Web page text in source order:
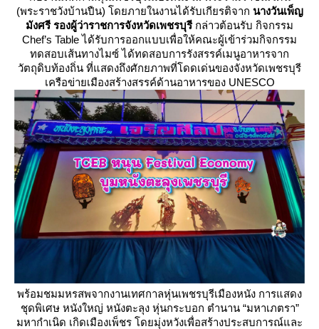
(พระราชวังบ้านปืน) โดยภายในงานได้รับเกียรติจาก นางวันเพ็ญ
มังศรี รองผู้ว่าราชการจังหวัดเพชรบุรีกล่าวต้อนรับ กิจกรรม
Chef’s Table ได้รับการออกแบบเพื่อให้คณะผู้เข้าร่วมกิจกรรม
ทดสอบเส้นทางไมซ์ ได้ทดสอบการรังสรรค์เมนูอาหารจาก
วัตถุดิบท้องถิ่น ที่แสดงถึงศักยภาพที่โดดเด่นของจังหวัดเพชรบุรี
เครือข่ายเมืองสร้างสรรค์ด้านอาหารของ UNESCO
พร้อมชมมหรสพจากงานเทศกาลหุ่นเพชรบุรีเมืองหนัง การแสดง
ชุดพิเศษ หนังใหญ่ หนังตะลุง หุ่นกระบอก ตำนาน “มหาเภตรา”
มหากำเนิด เกิดเมืองเพ็ชร โดยมุ่งหวังเพื่อสร้างประสบการณ์และ